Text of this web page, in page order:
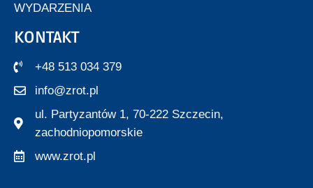
WYDARZENIA
KONTAKT
+48 513 034 379
info@zrot.pl
ul. Partyzantów 1, 70-222 Szczecin,
zachodniopomorskie
www.zrot.pl